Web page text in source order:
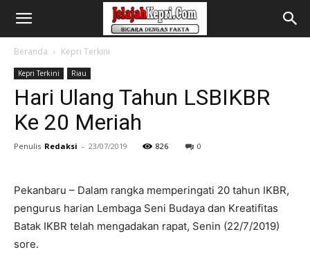
Beranda Kepri Terkini
Kepri Terkini Riau
Hari Ulang Tahun LSBIKBR
Ke 20 Meriah
Penulis Redaksi - 23/07/2019 826 0
Pekanbaru – Dalam rangka memperingati 20 tahun IKBR,
pengurus harian Lembaga Seni Budaya dan Kreatifitas
Batak IKBR telah mengadakan rapat, Senin (22/7/2019)
sore.